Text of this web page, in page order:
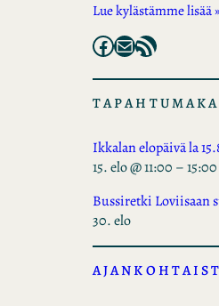
Lue kylästämme lisää
Facebook Mail RSS Feed
Ikkalan elopäivä la
15. elo @ 11:00 –15:00
Bussiretki Loviisaan
30. elo